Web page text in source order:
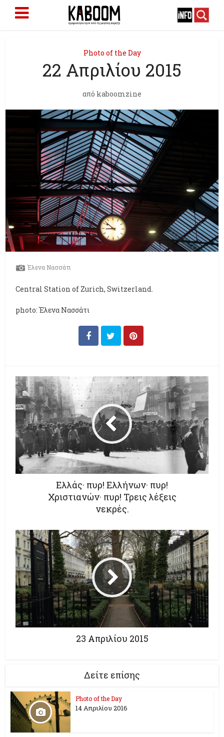
Photo of the Day
22 Απριλίου 2015
από kaboomzine
Έλενα Νασσάτι
Central Station of Zurich, Switzerland.
photo: Έλενα Νασσάτι
Ελλάς· πυρ! Ελλήνων· πυρ!
Χριστιανών· πυρ! Τρεις λέξεις
νεκρές.
23 Απριλίου 2015
Δείτε επίσης
Photo of the Day
14 Απριλίου 2016